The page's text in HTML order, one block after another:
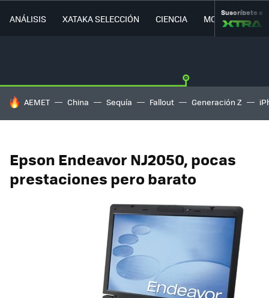
ANÁLISIS XATAKA SELECCIÓN CIENCIA MOVILIDAD
Suscríbete a
HOY SE HABLA DE
AEMET China Sequía Fallout Generación Z
Epson Endeavor NJ2050, pocas
prestaciones pero barato